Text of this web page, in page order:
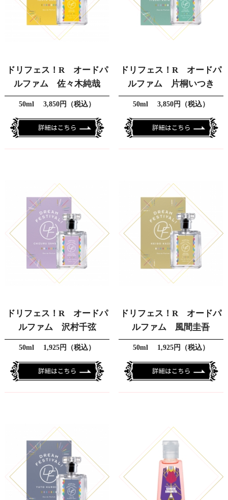
ドリフェス！R オードパ
ルファム 佐々木純哉
50ml 3,850円（税込）
ドリフェス！R オードパ
ルファム 片桐いつき
50ml 3,850円（税込）
ドリフェス！R オードパ
ルファム 沢村千弦
50ml 1,925円（税込）
ドリフェス！R オードパ
ルファム 風間圭吾
50ml 1,925円（税込）